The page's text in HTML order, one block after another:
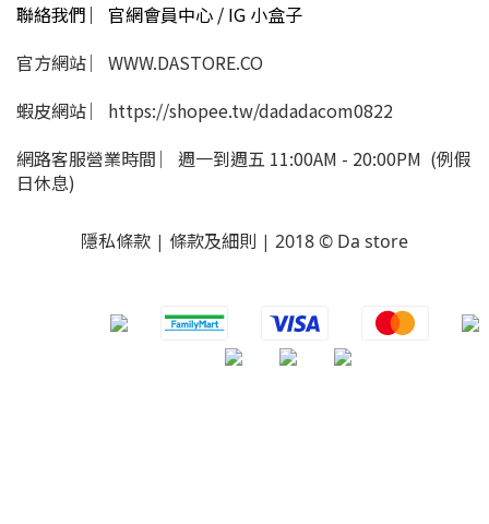
聯絡我們 ︳官網會員中心 / IG 小盒子
官方網站 ︳WWW.DASTORE.CO
蝦皮網站 ︳https://shopee.tw/dadadacom0822
網路客服營業時間 ︳週一到週五 11:00AM - 20:00PM (例假
日休息)
隱私條款 | 條款及細則 | 2018 © Da store